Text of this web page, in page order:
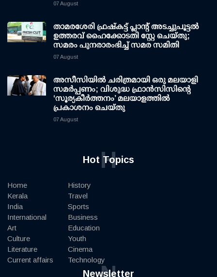
07 August
താമരശേരി ഫ്രഷ്കട്ട് പ്ലാന്റ് അടച്ചുപൂട്ടൽ
ഉത്തരവ് ഹൈക്കോടതി സ്റ്റേ ചെയ്തു;
സമരം പുനരാരംഭിച്ച് സമര സമിതി
07 August
അസീസിയിൽ ചരിത്രമായി ഒരു മലയാളി
സമർപ്പണം; വിശുദ്ധ ഫ്രാൻസിസിന്റെ
‘സൂര്യകീർത്തനം’ മലയാളത്തിൽ
പ്രകാശനം ചെയ്തു
07 August
Hot Topics
H
Home
Kerala
India
International
Art
Culture
Literature
Current affairs
History
Travel
Sports
Business
Education
Youth
Cinema
Technology
Newsletter